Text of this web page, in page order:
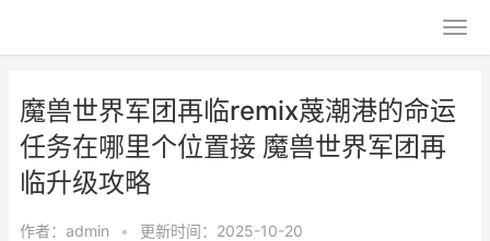
魔兽世界军团再临remix蔑潮港的命运
任务在哪里个位置接 魔兽世界军团再
临升级攻略
作者： admin • 更新时间：2025-10-20